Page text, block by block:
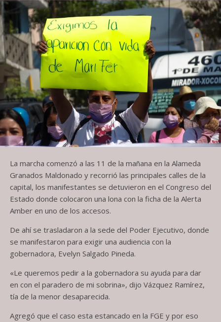
La marcha comenzó a las 11 de la mañana en la Alameda
Granados Maldonado y recorrió las principales calles de la
capital, los manifestantes se detuvieron en el Congreso del
Estado donde colocaron una lona con la ficha de la Alerta
Amber en uno de los accesos.
De ahí se trasladaron a la sede del Poder Ejecutivo, donde
se manifestaron para exigir una audiencia con la
gobernadora, Evelyn Salgado Pineda.
«Le queremos pedir a la gobernadora su ayuda para dar
en con el paradero de mi sobrina», dijo Vázquez Ramírez,
tía de la menor desaparecida.
Agregó que el caso esta estancado en la FGE y por eso